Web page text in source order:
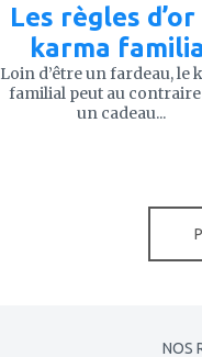
Les règles d’or
karma
Loin d’être un fardeau, le
familial peut au
un cadeau...
NOS